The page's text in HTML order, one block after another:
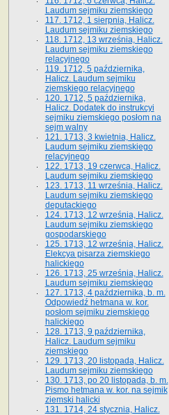
Laudum sejmiku ziemskiego
117. 1712, 1 sierpnia, Halicz.
Laudum sejmiku ziemskiego
118. 1712, 13 września, Halicz.
Laudum sejmiku ziemskiego
relacyjnego
119. 1712, 5 października,
Halicz. Laudum sejmiku
ziemskiego relacyjnego
120. 1712, 5 października,
Halicz. Dodatek do instrukcyi
sejmiku ziemskiego posłom na
sejm walny
121. 1713, 3 kwietnia, Halicz.
Laudum sejmiku ziemskiego
relacyjnego
122. 1713, 19 czerwca, Halicz.
Laudum sejmiku ziemskiego
123. 1713, 11 września, Halicz.
Laudum sejmiku ziemskiego
deputackiego
124. 1713, 12 września, Halicz.
Laudum sejmiku ziemskiego
gospodarskiego
125. 1713, 12 września, Halicz.
Elekcya pisarza ziemskiego
halickiego
126. 1713, 25 września, Halicz.
Laudum sejmiku ziemskiego
127. 1713, 4 października, b. m.
Odpowiedź hetmana w. kor.
posłom sejmiku ziemskiego
halickiego
128. 1713, 9 października,
Halicz. Laudum sejmiku
ziemskiego
129. 1713, 20 listopada, Halicz.
Laudum sejmiku ziemskiego
130. 1713, po 20 listopada, b. m.
Pismo hetmana w. kor. na sejmik
ziemski halicki
131. 1714, 24 stycznia, Halicz.